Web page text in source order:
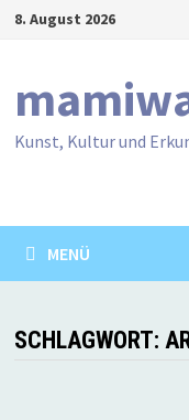
Zum8. August 2026
Kunst, Kultur und
MENÜ
SCHLAGWORT: